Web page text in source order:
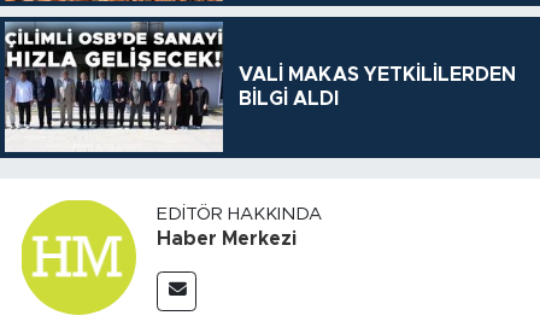
VALİ MAKAS YETKİLİLERDEN
BİLGİ ALDI
EDITÖR HAKKINDA
Haber Merkezi